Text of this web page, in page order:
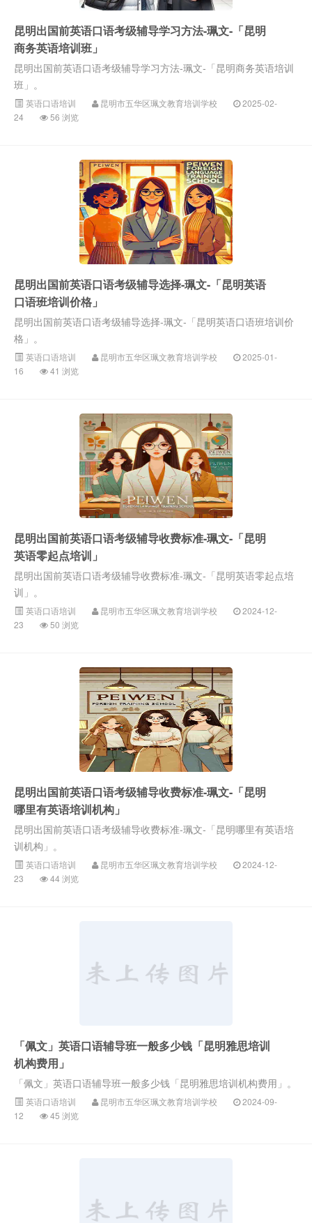
昆明出国前英语口语考级辅导学习方法-珮文-「昆明
商务英语培训班」
昆明出国前英语口语考级辅导学习方法-珮文-「昆明商务英语培训
班」。
英语口语培训 昆明市五华区珮文教育培训学校
2025-02-
24
56 浏览
昆明出国前英语口语考级辅导选择-珮文-「昆明英语
口语班培训价格」
昆明出国前英语口语考级辅导选择-珮文-「昆明英语口语班培训价
格」。
英语口语培训 昆明市五华区珮文教育培训学校
2025-01-
16
41 浏览
昆明出国前英语口语考级辅导收费标准-珮文-「昆明
英语零起点培训」
昆明出国前英语口语考级辅导收费标准-珮文-「昆明英语零起点培
训」。
英语口语培训 昆明市五华区珮文教育培训学校
2024-12-
23
50 浏览
昆明出国前英语口语考级辅导收费标准-珮文-「昆明
哪里有英语培训机构」
昆明出国前英语口语考级辅导收费标准-珮文-「昆明哪里有英语培
训机构」。
英语口语培训 昆明市五华区珮文教育培训学校
2024-12-
23
44 浏览
「佩文」英语口语辅导班一般多少钱「昆明雅思培训
机构费用」
「佩文」英语口语辅导班一般多少钱「昆明雅思培训机构费用」。
英语口语培训 昆明市五华区珮文教育培训学校
2024-09-
12
45 浏览